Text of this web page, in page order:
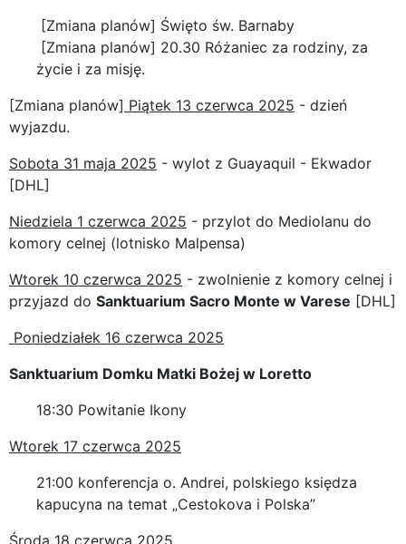
[Zmiana planów] Święto św. Barnaby
[Zmiana planów] 20.30 Różaniec za rodziny, za
życie i za misję.
[Zmiana planów] Piątek 13 czerwca 2025 - dzień
wyjazdu.
Sobota 31 maja 2025 - wylot z Guayaquil - Ekwador
[DHL]
Niedziela 1 czerwca 2025 - przylot do Mediolanu do
komory celnej (lotnisko Malpensa)
Wtorek 10 czerwca 2025 - zwolnienie z komory celnej i
przyjazd do Sanktuarium Sacro Monte w Varese [DHL]
Poniedziałek 16 czerwca 2025
Sanktuarium Domku Matki Bożej w Loretto
18:30 Powitanie Ikony
Wtorek 17 czerwca 2025
21:00 konferencja o. Andrei, polskiego księdza
kapucyna na temat „Cestokova i Polska”
Środa 18 czerwca 2025